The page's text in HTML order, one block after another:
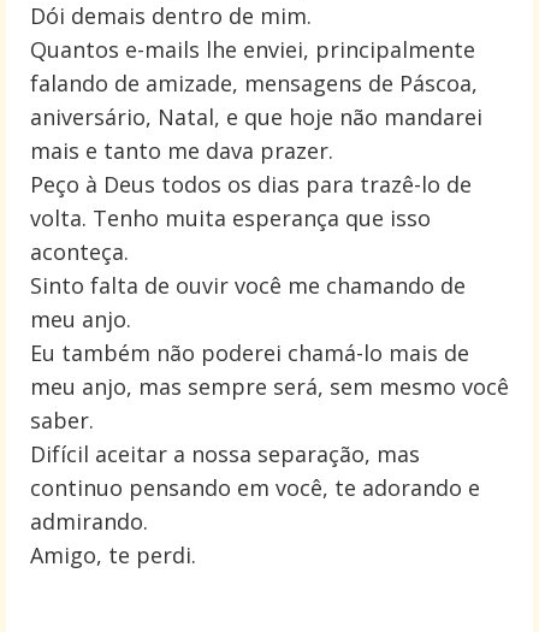
Dói demais dentro de mim.
Quantos e-mails lhe enviei, principalmente
falando de amizade, mensagens de Páscoa,
aniversário, Natal, e que hoje não mandarei
mais e tanto me dava prazer.
Peço à Deus todos os dias para trazê-lo de
volta. Tenho muita esperança que isso
aconteça.
Sinto falta de ouvir você me chamando de
meu anjo.
Eu também não poderei chamá-lo mais de
meu anjo, mas sempre será, sem mesmo você
saber.
Difícil aceitar a nossa separação, mas
continuo pensando em você, te adorando e
admirando.
Amigo, te perdi.